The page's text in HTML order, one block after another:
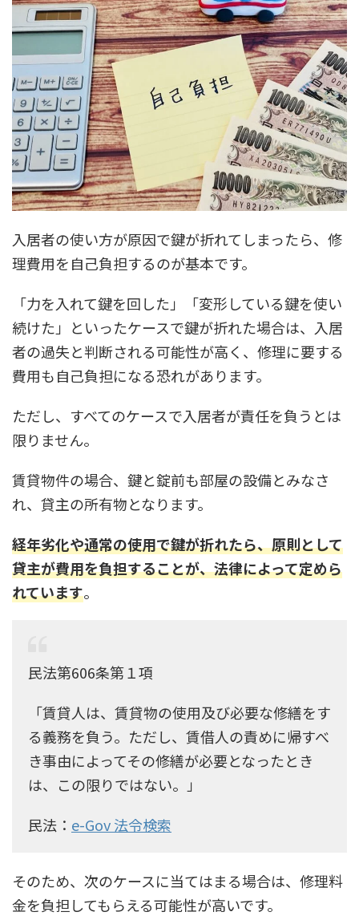
入居者の使い方が原因で鍵が折れてしまったら、修
理費用を自己負担するのが基本です。
「力を入れて鍵を回した」「変形している鍵を使い
続けた」といったケースで鍵が折れた場合は、入居
者の過失と判断される可能性が高く、修理に要する
費用も自己負担になる恐れがあります。
ただし、すべてのケースで入居者が責任を負うとは
限りません。
賃貸物件の場合、鍵と錠前も部屋の設備とみなさ
れ、貸主の所有物となります。
経年劣化や通常の使用で鍵が折れたら、原則として
貸主が費用を負担することが、法律によって定めら
れています。
民法第606条第１項
「賃貸人は、賃貸物の使用及び必要な修繕をす
る義務を負う。ただし、賃借人の責めに帰すべ
き事由によってその修繕が必要となったとき
は、この限りではない。」
民法： e-Gov 法令検索
そのため、次のケースに当てはまる場合は、修理料
金を負担してもらえる可能性が高いです。